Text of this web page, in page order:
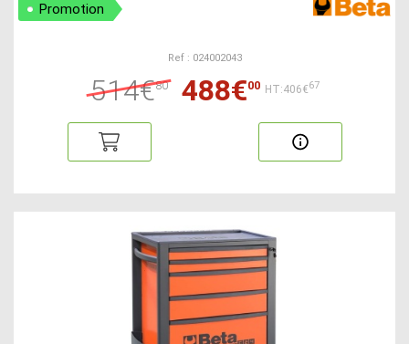
Promotion
Ref : 024002043
514€80 488€00 HT:406€67